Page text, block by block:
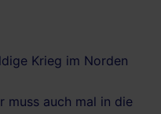
Krieg im Norden
muss auch mal in die